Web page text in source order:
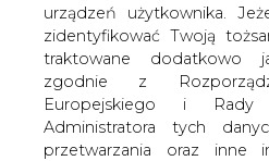
urządzeń użytkownika.
zidentyfikować Twoją
traktowane dodatkowo
zgodnie z
Europejskiego i Rady
Administratora tych
przetwarzania oraz inne